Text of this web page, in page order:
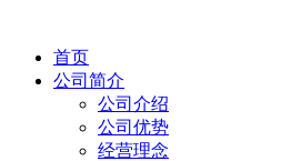
首页
公司简介
公司介绍
公司优势
经营理念